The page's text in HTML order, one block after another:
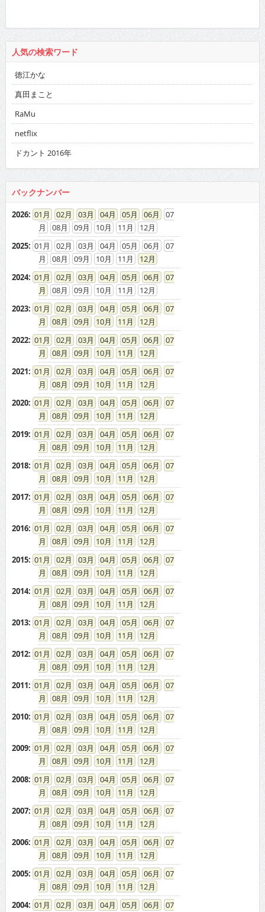
人気の検索ワード
徳江かな
真田まこと
RaMu
netflix
ドカント 2016年
バックナンバー
2026: 01 02 03 04 05 06
07
08
09 10 11
12
2025: 01 02 03 04 05 06
07
08
09 10 11
12
2024: 01 02 03 04 05 06
07
08
09 10 11
12
2023: 01 02 03 04 05 06
07
08
09 10 11
12
2022: 01 02 03 04 05 06
07
08
09 10 11
12
2021: 01 02 03 04 05 06
07
08
09 10 11
12
2020: 01 02 03 04 05 06
07
08
09 10 11
12
2019: 01 02 03 04 05 06
07
08
09 10 11
12
2018: 01 02 03 04 05 06
07
08
09 10 11
12
2017: 01 02 03 04 05 06
07
08
09 10 11
12
2016: 01 02 03 04 05 06
07
08
09 10 11
12
2015: 01 02 03 04 05 06
07
08
09 10 11
12
2014: 01 02 03 04 05 06
07
08
09 10 11
12
2013: 01 02 03 04 05 06
07
08
09 10 11
12
2012: 01 02 03 04 05 06
07
08
09 10 11
12
2011: 01 02 03 04 05 06
07
08
09 10 11
12
2010: 01 02 03 04 05 06
07
08
09 10 11
12
2009: 01 02 03 04 05 06
07
08
09 10 11
12
2008: 01 02 03 04 05 06
07
08
09 10 11
12
2007: 01 02 03 04 05 06
07
08
09 10 11
12
2006: 01 02 03 04 05 06
07
08
09 10 11
12
2005: 01 02 03 04 05 06
07
08
09 10 11
12
2004: 01 02 03 04 05 06
07